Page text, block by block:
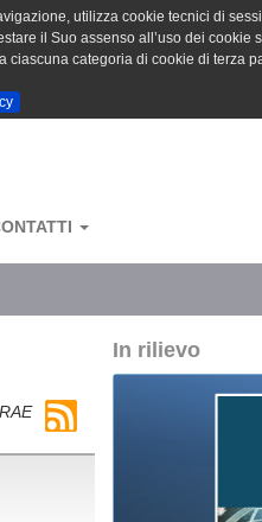
utilizza cookie tecnici di
il Suo assenso all’uso dei cookie
categoria di cookie di terza
In rilievo